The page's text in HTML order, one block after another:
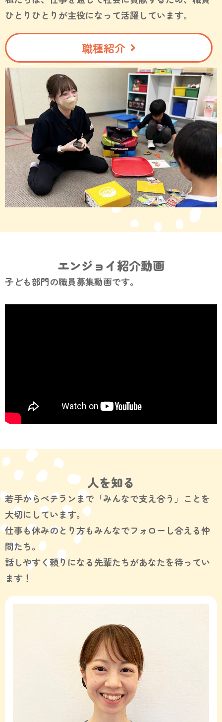
ひとりひとりが主役になって活躍しています。
職種紹介
エンジョイ紹介動画
子ども部門の職員募集動画です。
人を知る
若手からベテランまで「みんなで支え合う」ことを
大切にしています。
仕事も休みのとり方もみんなでフォローし合える仲
間たち。
話しやすく頼りになる先輩たちがあなたを待ってい
ます！